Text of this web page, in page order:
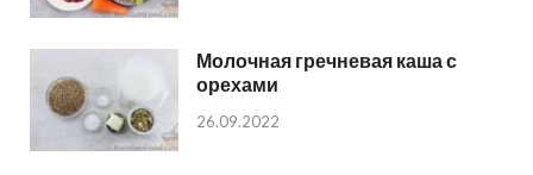
Молочная гречневая каша с
орехами
26.09.2022